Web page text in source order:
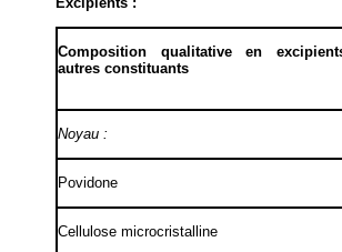
Composition qualitative
en
autres constituants
Noyau :
Povidone
Cellulose microcristalline